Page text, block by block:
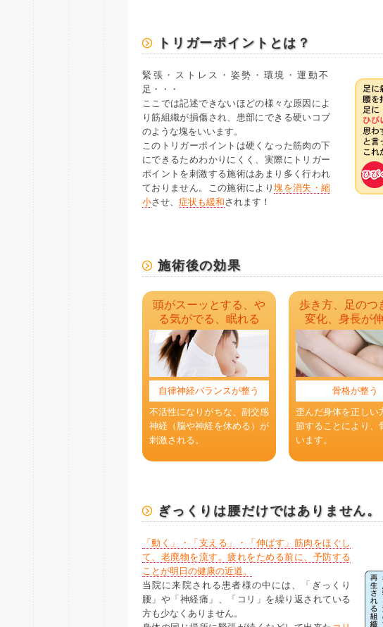
トリガーポイントとは？
緊張・ストレス・姿勢・環境・運動不
足・・・
ここでは記述できないほどの様々な原因によ
り筋組織が損傷され、患部にできる硬いコブ
のような塊をいいます。
このトリガーポイントは硬くなった筋肉の下
にできるためわかりにくく、実際にトリガー
ポイントを刺激する施術はあまり多く行われ
ておりません。この施術により塊を消失・縮
小させ、 症状も緩和されます！
施術後の効果
頭がスーッとする、や
る気がでる、眠れる
自律神経バランスが整う
不活性になりがちな、副交感
神経（脳や神経を休める）が
刺激される。
歩き方、足のつ
変化、身長が
骨格が整う
歪んだ身体を正しい
節することにより、
います。
ぎっくりは腰だけではありません。
「動く」・「支える」・「伸ばす」筋肉をほぐし
て、老廃物を流す。疲れをためる前に、予防する
ことが明日の健康の近道。
当院に来院される患者様の中には、「ぎっくり
腰」や「神経痛」、「コリ」を繰り返されている
方も少なくありません。